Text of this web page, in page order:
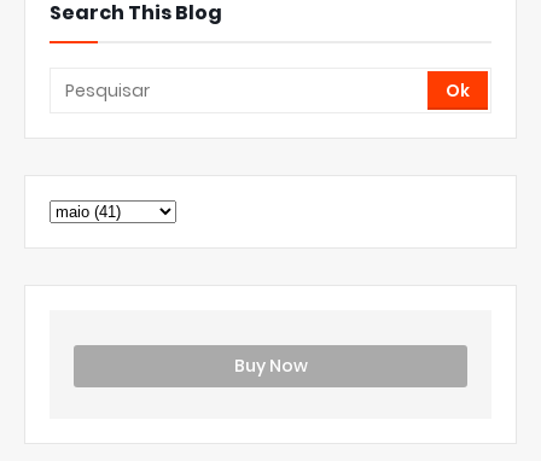
Search This Blog
Buy Now